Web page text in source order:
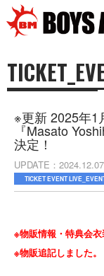
※更新 2025年1
『Masato
決定！
UPDATE 2024.12.07
TICKET EVENT
※物販情報・特典会衣
※物販追記しました。